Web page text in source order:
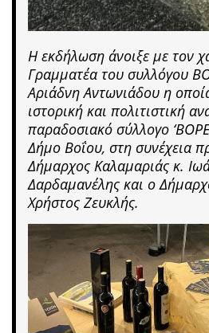
Η εκδήλωση άνοιξε με τον
Γραμματέα του συλλόγου
Αριάδνη Αντωνιάδου η
ιστορική και πολιτιστική
παραδοσιακό σύλλογο
Δήμο Βοΐου, στη συνέχεια
Δήμαρχος Καλαμαριάς κ.
Δαρδαμανέλης και ο
Χρήστος Ζευκλής.